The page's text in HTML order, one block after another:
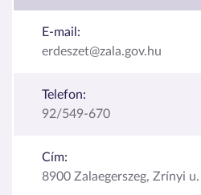
E-mail:
erdeszet@zala.gov.hu
Telefon:
92/549-670
Cím:
8900 Zalaegerszeg, Zrínyi